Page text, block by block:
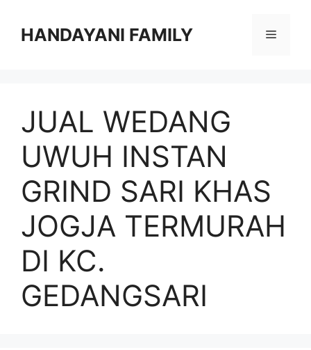
HANDAYANI FAMILY Menu
JUAL WEDANG
UWUH INSTAN
GRIND SARI KHAS
JOGJA TERMURAH
DI KC.
GEDANGSARI